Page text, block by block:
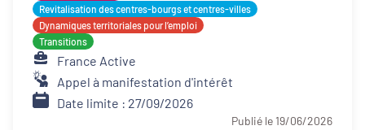
Revitalisation des centres-bourgs et centres-villes
Dynamiques territoriales pour l’emploi
Transitions
France Active
Appel à manifestation d'intérêt
Date limite : 27/09/2026
Publié le 19/06/2026